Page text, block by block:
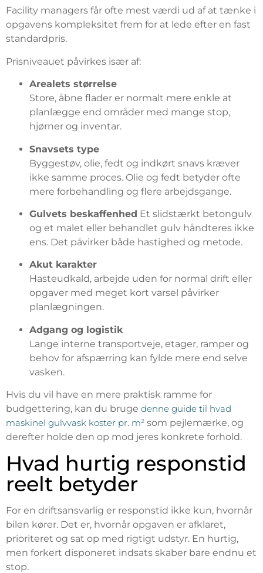
Facility managers får ofte mest værdi ud af at tænke i
opgavens kompleksitet frem for at lede efter en fast
standardpris.
Prisniveauet påvirkes især af:
Arealets størrelse
Store, åbne flader er normalt mere enkle at
planlægge end områder med mange stop,
hjørner og inventar.
Snavsets type
Byggestøv, olie, fedt og indkørt snavs kræver
ikke samme proces. Olie og fedt betyder ofte
mere forbehandling og flere arbejdsgange.
Gulvets beskaffenhed Et slidstærkt betongulv
og et malet eller behandlet gulv håndteres ikke
ens. Det påvirker både hastighed og metode.
Akut karakter
Hasteudkald, arbejde uden for normal drift eller
opgaver med meget kort varsel påvirker
planlægningen.
Adgang og logistik
Lange interne transportveje, etager, ramper og
behov for afspærring kan fylde mere end selve
vasken.
Hvis du vil have en mere praktisk ramme for
budgettering, kan du bruge denne guide til hvad
maskinel gulvvask koster pr. m² som pejlemærke, og
derefter holde den op mod jeres konkrete forhold.
Hvad hurtig responstid
reelt betyder
For en driftsansvarlig er responstid ikke kun, hvornår
bilen kører. Det er, hvornår opgaven er afklaret,
prioriteret og sat op med rigtigt udstyr. En hurtig,
men forkert disponeret indsats skaber bare endnu et
stop.